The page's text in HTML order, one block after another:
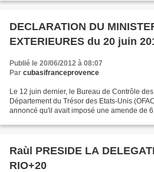
DECLARATION DU
EXTERIEURES du 20 juin
Publié le 20/06/2012 à 08:07
Par cubasifranceprovence
Le 12 juin dernier, le Bureau de Contrôle
Département du Trésor des Etats-Unis
annoncé qu'il avait imposé une amende de
Raùl PRESIDE LA
RIO+20